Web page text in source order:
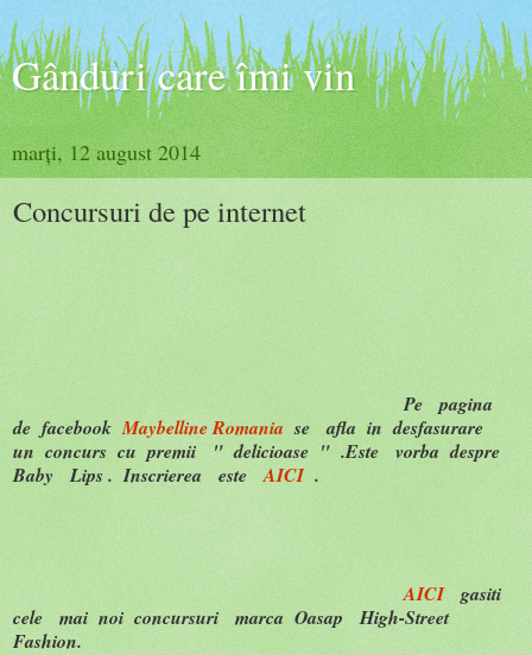
Gânduri care îmi vin
marți, 12 august 2014
Concursuri de pe internet
Pe pagina
de facebookMaybelline Romania se afla in desfasurare
un concurs cu premii " delicioase " .Este vorba despre
Baby Lips . Inscrierea esteAICI.
AICIgasiti
cele mai noi concursuri marca Oasap High-Street
Fashion.